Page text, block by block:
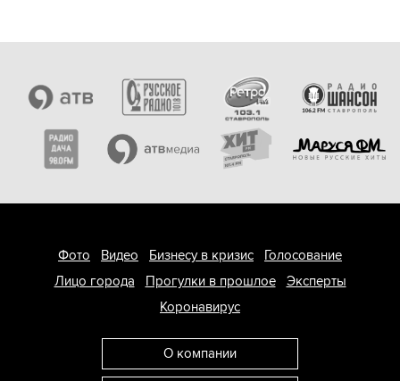
Фото Видео Бизнесу в кризис
Голосование
Лицо города
Прогулки в прошлое
Эксперты
Коронавирус
О компании